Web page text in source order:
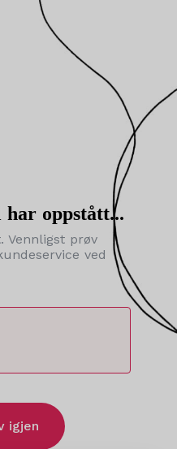
har oppstått...
Vennligst prøv
ved
igjen